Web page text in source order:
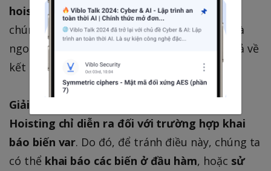
hoisting
có thể khiến cho chương trình của
chúng ta khai báo 1 biến nhiều lần ở trong và
ngoài
scope
nào đó làm cho chương trình trả về
kết quả không như mong muốn.
Giải pháp
Hoisting chỉ diễn ra đối với trường hợp khai
báo biến var. Do đó, để tránh điều này, chúng ta
có thể khai báo các biến ở đầu hàm, hoặc sử